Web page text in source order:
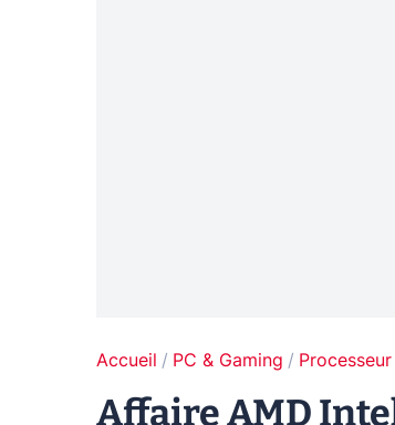
Accueil PC & Gaming Processeur
Affaire AMD